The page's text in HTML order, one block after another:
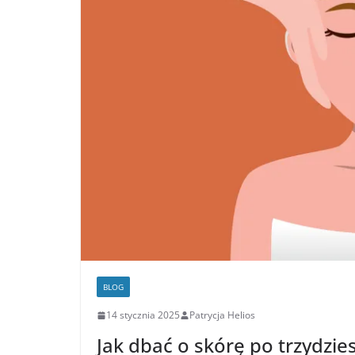
BLOG
14 stycznia 2025 Patrycja Helios
Jak dbać o skórę po